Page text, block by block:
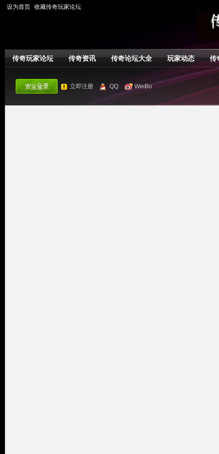
设为首页 收藏传奇玩家论坛
传奇玩家论坛 传奇资讯 传奇论坛大全 玩家动态 传
立即注册 QQ WeiBo